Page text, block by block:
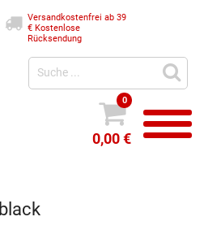
Versandkostenfrei ab 39
€Kostenlose
Rücksendung
0
0,00 €
black